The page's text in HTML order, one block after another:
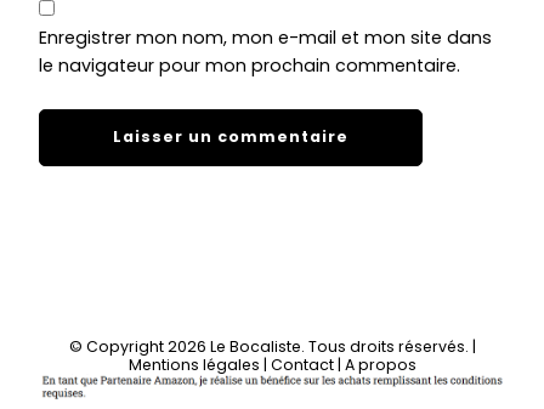
Enregistrer mon nom, mon e-mail et mon site dans
le navigateur pour mon prochain commentaire.
© Copyright 2026 Le Bocaliste. Tous droits réservés. |
Mentions légales | Contact| A propos